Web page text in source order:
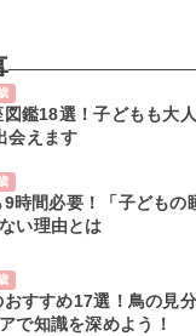
図鑑18選！子どもも大人
会えます
時間必要！「子どもの
い理由とは
おすすめ17選！鳥の見分
で知識を深めよう！